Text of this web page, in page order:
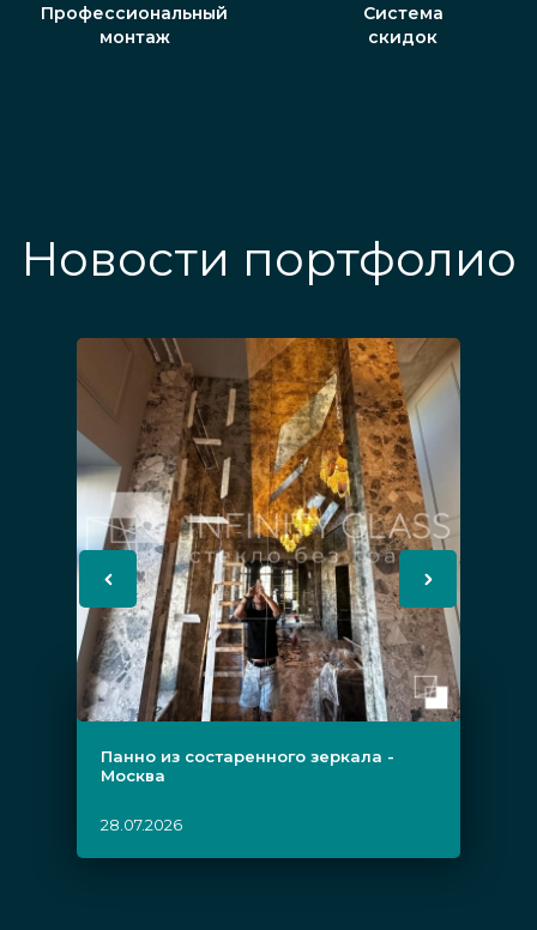
Профессиональный
монтаж
Система
скидок
Новости портфолио
Панно из состаренного зеркала -
Москва
28.07.2026